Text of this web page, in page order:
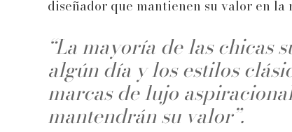
diseñador que mantienen su valor en la
“La mayoría de las chicas
algún día y los estilos
marcas de lujo
mantendrán su valor”.